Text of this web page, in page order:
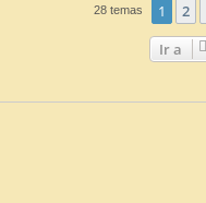
28 temas 1 2
Ir a